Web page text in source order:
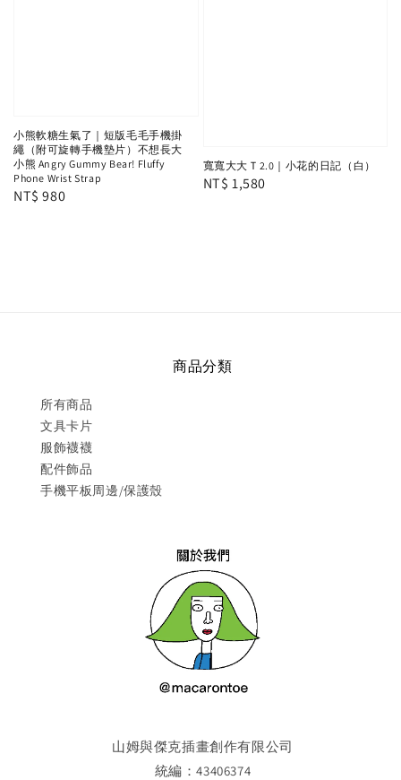
小熊軟糖生氣了｜短版毛毛手機掛
繩（附可旋轉手機墊片）不想長大
小熊 Angry Gummy Bear! Fluffy
Phone Wrist Strap
Regular
NT$ 980
寬寬大大Ｔ2.0｜小花的日記（白）
Regular
NT$ 1,580
商品分類
所有商品
文具卡片
服飾襪襪
配件飾品
手機平板周邊/保護殼
山姆與傑克插畫創作有限公司
統編：43406374